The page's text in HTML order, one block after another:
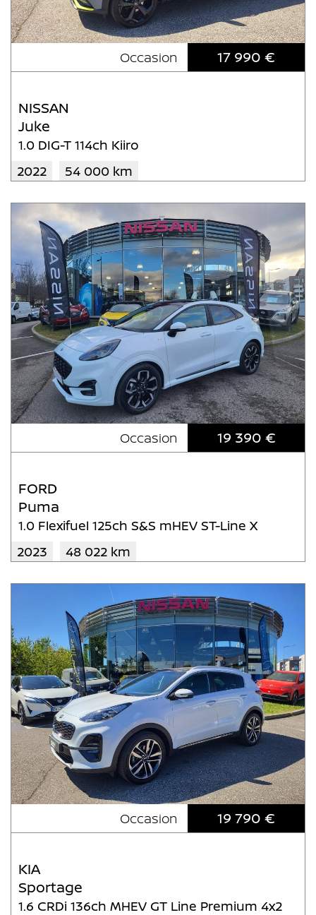
Occasion 17 990 €
NISSAN
Juke
1.0 DIG-T 114ch Kiiro
2022
54 000 km
Occasion 19 390 €
FORD
Puma
1.0 Flexifuel 125ch S&S mHEV ST-Line X
2023
48 022 km
Occasion 19 790 €
KIA
Sportage
1.6 CRDi 136ch MHEV GT Line Premium 4x2